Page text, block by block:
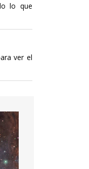
lo que
ver el